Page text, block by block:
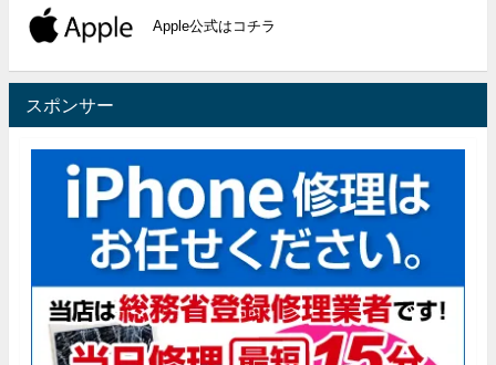
Apple公式はコチラ
スポンサー